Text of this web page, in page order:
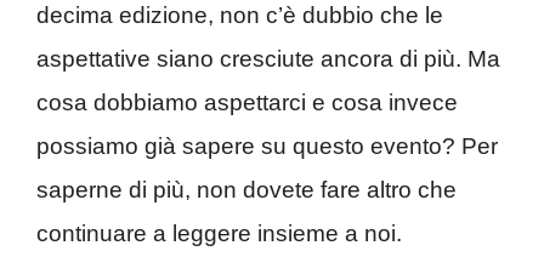
decima edizione, non c’è dubbio che le
aspettative siano cresciute ancora di più. Ma
cosa dobbiamo aspettarci e cosa invece
possiamo già sapere su questo evento? Per
saperne di più, non dovete fare altro che
continuare a leggere insieme a noi.